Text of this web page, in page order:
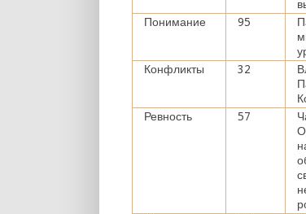
Понимание
95
Конфликты
32
Ревность
57